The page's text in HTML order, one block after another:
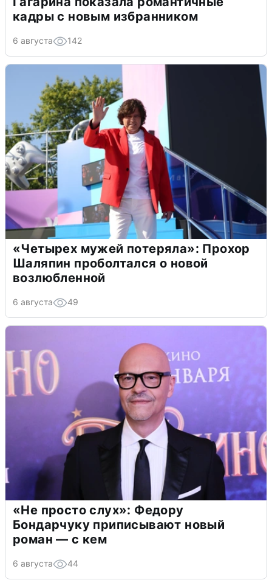
кадры с новым избранником
6 августа 142
«Четырех мужей потеряла»: Прохор
Шаляпин проболтался о новой
возлюбленной
6 августа 49
«Не просто слух»: Федору
Бондарчуку приписывают новый
роман — с кем
6 августа 44